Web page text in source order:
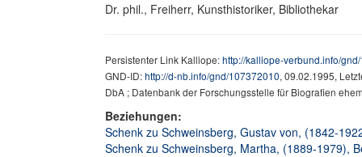
Dr. phil., Freiherr, Kunsthistoriker, Bibliothekar
Persistenter Link Kalliope:http://kalliope-verbund.info/
GND-ID:http://d-nb.info/gnd/107372010, 09.02.1995,
DbA ; Datenbank der Forschungsstelle für Biografien
Beziehungen:
Schenk zu Schweinsberg, Gustav von, (1842-
Schenk zu Schweinsberg, Martha, (1889-1979),